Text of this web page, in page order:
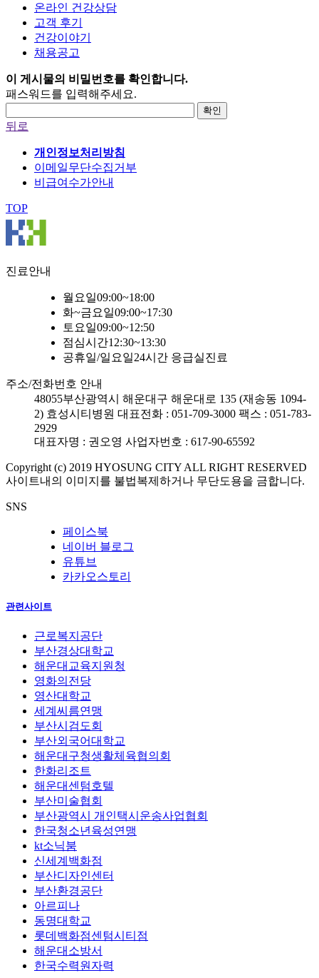
온라인 건강상담
고객 후기
건강이야기
채용공고
이 게시물의 비밀번호를 확인합니다.
패스워드를 입력해주세요.
확인
뒤로
개인정보처리방침
이메일무단수집거부
비급여수가안내
TOP
진료안내
월요일09:00~18:00
화~금요일09:00~17:30
토요일09:00~12:50
점심시간12:30~13:30
공휴일/일요일24시간 응급실진료
주소/전화번호 안내
48055부산광역시 해운대구 해운대로 135 (재송동 1094-
2) 효성시티병원 대표전화 : 051-709-3000 팩스 : 051-783-
2929
대표자명 : 권오영 사업자번호 : 617-90-65592
Copyright (c) 2019 HYOSUNG CITY ALL RIGHT RESERVED
사이트내의 이미지를 불법복제하거나 무단도용을 금합니다.
SNS
페이스북
네이버 블로그
유튜브
카카오스토리
관련사이트
근로복지공단
부산경상대학교
해운대교육지원청
영화의전당
영산대학교
세계씨름연맹
부산시검도회
부산외국어대학교
해운대구청생활체육협의회
한화리조트
해운대센텀호텔
부산미술협회
부산광역시 개인택시운송사업협회
한국청소년육성연맹
kt소닉붐
신세계백화점
부산디자인센터
부산환경공단
아르피나
동명대학교
롯데백화점센텀시티점
해운대소방서
한국수력원자력